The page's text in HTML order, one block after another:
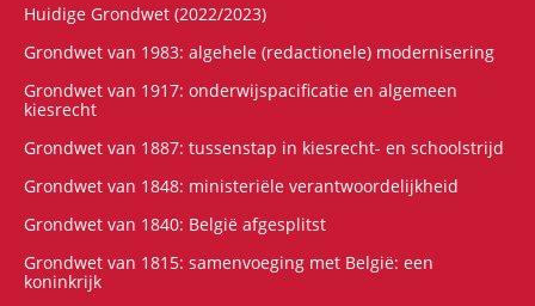
Huidige Grondwet (2022/2023)
Grondwet van 1983: algehele (redactionele) modernisering
Grondwet van 1917: onderwijspacificatie en algemeen
kiesrecht
Grondwet van 1887: tussenstap in kiesrecht- en schoolstrijd
Grondwet van 1848: ministeriële verantwoordelijkheid
Grondwet van 1840: België afgesplitst
Grondwet van 1815: samenvoeging met België: een
koninkrijk